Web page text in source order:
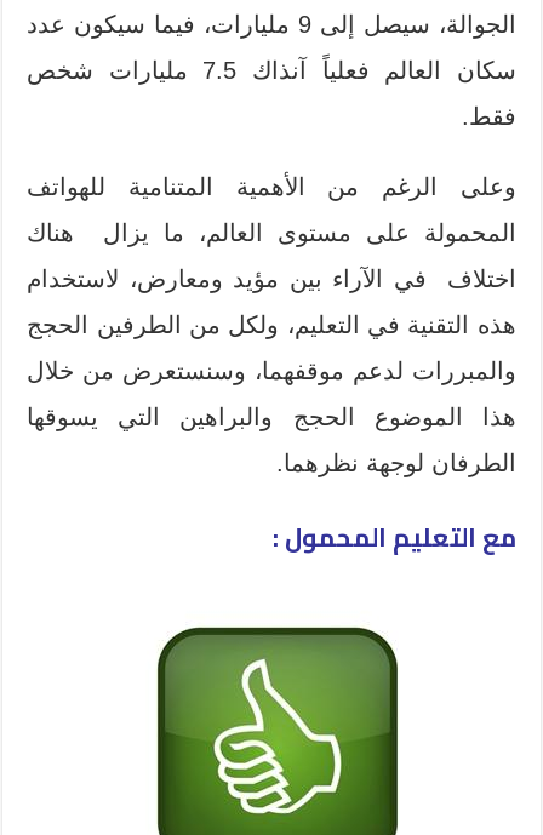
الجوالة، سيصل إلى 9 مليارات، فيما سيكون عدد
سكان العالم فعلياً آنذاك 7.5 مليارات شخص
فقط.
وعلى الرغم من الأهمية المتنامية للهواتف
المحمولة على مستوى العالم، ما يزال هناك
اختلاف في الآراء بين مؤيد ومعارض، لاستخدام
هذه التقنية في التعليم، ولكل من الطرفين الحجج
والمبررات لدعم موقفهما، وسنستعرض من خلال
هذا الموضوع الحجج والبراهين التي يسوقها
الطرفان لوجهة نظرهما.
مع التعليم المحمول :